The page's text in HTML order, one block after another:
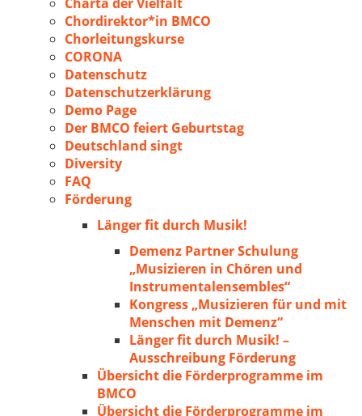
Chordirektor*in BMCO
Chorleitungskurse
CORONA
Datenschutz
Datenschutzerklärung
Demo Page
Der BMCO feiert Geburtstag
Deutschland singt
Diversity
FAQ
Förderung
Länger fit durch Musik!
Demenz Partner Schulung
„Musizieren in Chören und
Instrumentalensembles“
Kongress „Musizieren für und mit
Menschen mit Demenz“
Länger fit durch Musik! –
Ausschreibung Förderung
Übersicht die Förderprogramme im
BMCO
Übersicht die Förderprogramme im